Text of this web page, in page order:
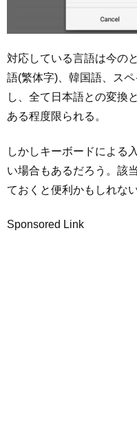
対応している言語は今の
語(繁体字)、韓国語、ス
し、全て日本語との変換
ある程度限られる。
しかしキーボードによる
い場合もあるだろう。該
ておくと便利かもしれない
Sponsored Link